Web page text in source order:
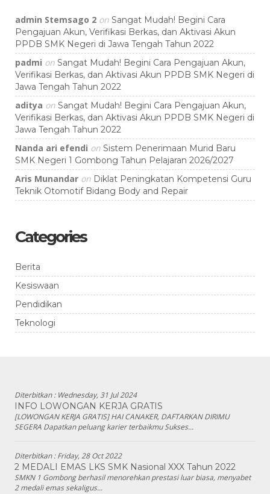
admin Stemsago 2 on Sangat Mudah! Begini Cara
Pengajuan Akun, Verifikasi Berkas, dan Aktivasi Akun
PPDB SMK Negeri di Jawa Tengah Tahun 2022
padmi on Sangat Mudah! Begini Cara Pengajuan Akun,
Verifikasi Berkas, dan Aktivasi Akun PPDB SMK Negeri di
Jawa Tengah Tahun 2022
aditya on Sangat Mudah! Begini Cara Pengajuan Akun,
Verifikasi Berkas, dan Aktivasi Akun PPDB SMK Negeri di
Jawa Tengah Tahun 2022
Nanda ari efendi on Sistem Penerimaan Murid Baru
SMK Negeri 1 Gombong Tahun Pelajaran 2026/2027
Aris Munandar on Diklat Peningkatan Kompetensi Guru
Teknik Otomotif Bidang Body and Repair
Categories
Berita
Kesiswaan
Pendidikan
Teknologi
Diterbitkan : Wednesday, 31 Jul 2024
INFO LOWONGAN KERJA GRATIS
[LOWONGAN KERJA GRATIS] HAI CANAKER, DAFTARKAN DIRIMU
SEGERA Dapatkan peluang karier terbaikmu Sukses...
Diterbitkan :Friday, 28 Oct 2022
2 MEDALI EMAS LKS SMK Nasional XXX Tahun 2022
SMKN 1 Gombong berhasil menorehkan prestasi luar biasa, menyabet
2 medali emas sekaligus...